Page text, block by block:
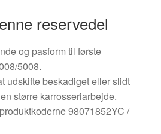
reservedel
og pasform til første
5008.
udskifte beskadiget eller slidt
større karrosseriarbejde.
98071852YC /